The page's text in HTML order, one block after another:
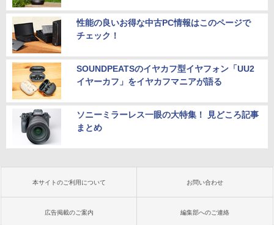
性能の良いお得な中古PC情報はこのページで
チェック！
SOUNDPEATSのイヤカフ型イヤフォン「UU2
イヤーカフ」をイヤカフマニアが語る
ソニーミラーレス一眼の大特集！ 見どころ記事
まとめ
本サイトのご利用について お問い合わせ
広告掲載のご案内 編集部へのご連絡